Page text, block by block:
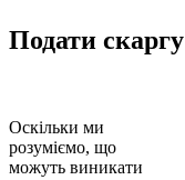
Подати скаргу
Оскільки ми
розуміємо, що
можуть виникати